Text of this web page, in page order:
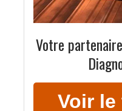
Votre